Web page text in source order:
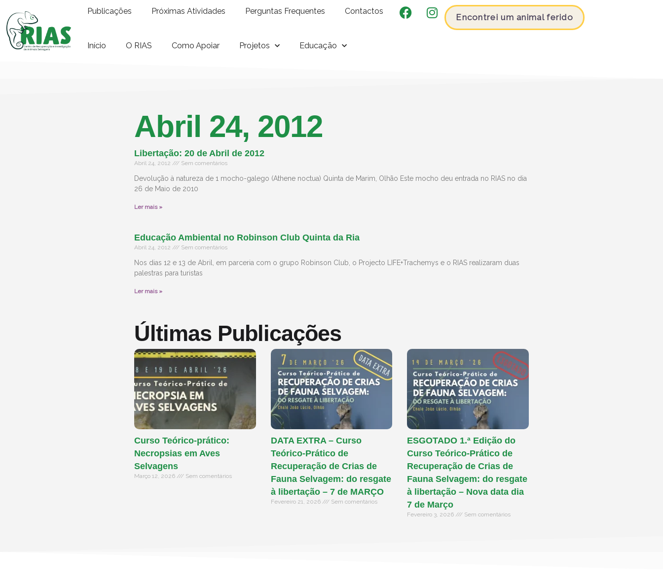
Publicações Próximas Atividades Perguntas Frequentes Contactos
Encontrei um animal ferido
Início O RIAS Como Apoiar Projetos Educação
Abril 24, 2012
Libertação: 20 de Abril de 2012
Abril 24, 2012 Sem comentários
Devolução à natureza de 1 mocho-galego (Athene noctua) Quinta de Marim, Olhão Este mocho deu entrada no RIAS no dia
26 de Maio de 2010
Ler mais »
Educação Ambiental no Robinson Club Quinta da Ria
Abril 24, 2012 Sem comentários
Nos dias 12 e 13 de Abril, em parceria com o grupo Robinson Club, o Projecto LIFE+Trachemys e o RIAS realizaram duas
palestras para turistas
Ler mais »
Últimas Publicações
Curso Teórico-prático:
Necropsias em Aves
Selvagens
Março 12, 2026 Sem comentários
DATA EXTRA – Curso
Teórico-Prático de
Recuperação de Crias de
Fauna Selvagem: do resgate
à libertação – 7 de MARÇO
Fevereiro 21, 2026 Sem comentários
ESGOTADO 1.ª Edição do
Curso Teórico-Prático de
Recuperação de Crias de
Fauna Selvagem: do resgate
à libertação – Nova data dia
7 de Março
Fevereiro 3, 2026 Sem comentários